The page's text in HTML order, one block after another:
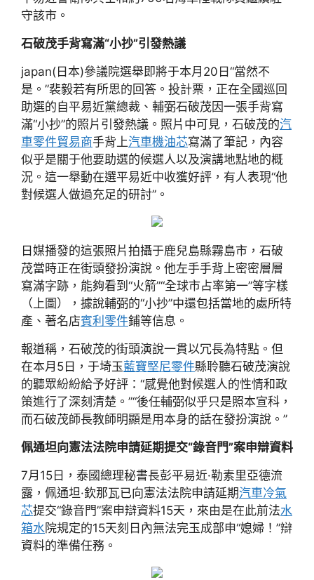
守該市。
石破茂手背寫滿“小抄”引發熱議
japan(日本)參議院選舉即將于本月20日“當然不
是。”裴毅若有所思的回答。投計票，正在全國巡回
助選的自平易近黨總裁、輔弼石破茂因一張手背寫
滿“小抄”的照片引發熱議。照片中可見，石破茂的汽
車零件貿易商手背上汽車機油芯寫滿了筆記，內容
似乎是關于他要助選的候選人以及演講地點地的概
況。這一舉動在選平易近中收獲好評，有人表現“他
對候選人做過充足的研討”。
日媒播發的這張照片拍攝于鹿兒島縣霧島市，石破
茂當時正在街頭發扮演說。他左手手背上密密層層
寫滿字跡，能夠看到“火箭”“全球市占率第一”等字樣
（上圖），據說輔弼的“小抄”中還包括當地的處所特
產、著名店賓利零件鋪等信息。
報道稱，石破茂的街頭演說一貫以冗長為特點。但
在本月5日，于埼玉藍寶堅尼零件縣聆聽石破茂演說
的聽眾紛紛給予好評：“感覺他對候選人的性情和政
策進行了深刻清楚。”“後任輔弼似乎只是照本宣科，
而石破茂師長教師明顯是用本身的話在發扮演說。”
佩通坦向憲法法院申請延期提交“錄音門”案申辯資料
7月15日，泰國總理秘書長彭平易近·勒素里亞德流
露，佩通坦·欽那瓦已向憲法法院申請延期汽車冷氣
芯提交“錄音門”案申辯資料15天，來由是在此前法水
箱水院規定的15天刻日內無法完玉成部申“媳婦！”辯
資料的準備任務。